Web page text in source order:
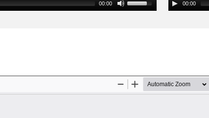
00:00 00:00